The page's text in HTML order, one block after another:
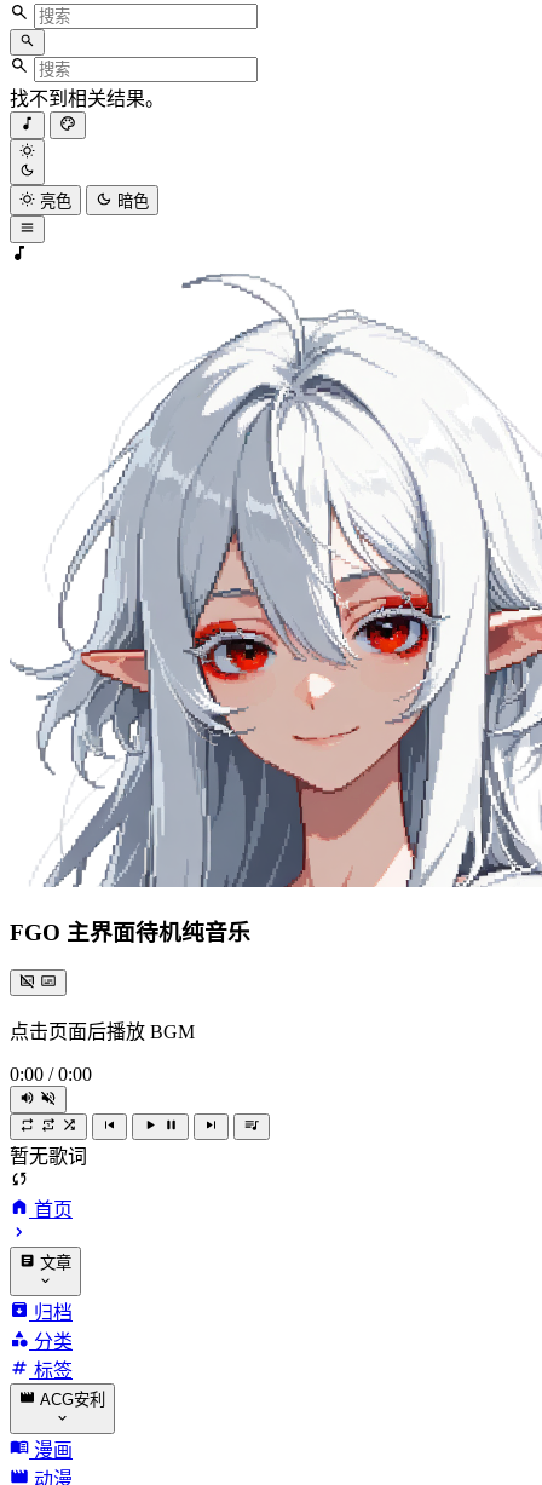
找不到相关结果。
亮色 暗色
FGO 主界面待机纯音乐
点击页面后播放 BGM
0:00 / 0:00
暂无歌词
首页
文章
归档
分类
标签
ACG安利
漫画
动漫